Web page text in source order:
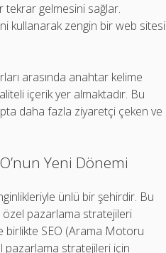
tekrar gelmesini sağlar.
kullanarak zengin bir web sitesi
arasında anahtar kelime
içerik yer almaktadır. Bu
daha fazla ziyaretçi çeken ve
Yeni Dönemi
ünlü bir şehirdir. Bu
özel pazarlama stratejileri
birlikte SEO (Arama Motoru
pazarlama stratejileri için